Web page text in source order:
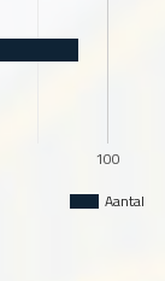
Aantal
100